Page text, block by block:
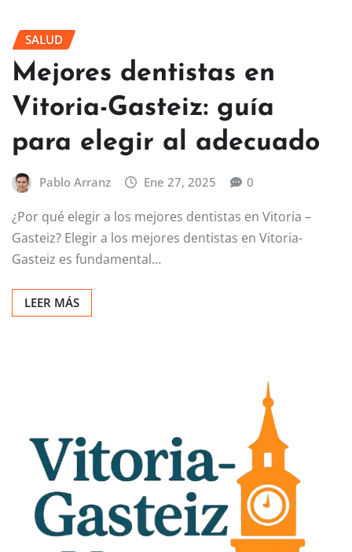
SALUD
Mejores dentistas en
Vitoria-Gasteiz: guía
para elegir al adecuado
Pablo Arranz Ene 27, 2025 0
¿Por qué elegir a los mejores dentistas en Vitoria –
Gasteiz? Elegir a los mejores dentistas en Vitoria-
Gasteiz es fundamental…
LEER MÁS